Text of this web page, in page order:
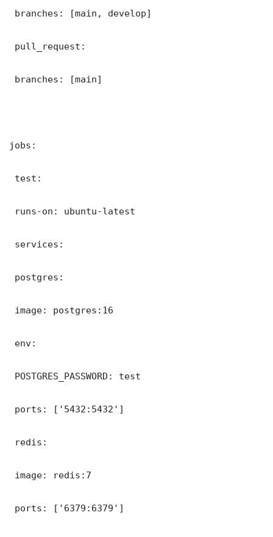
branches: [main, develop]
pull_request:
branches: [main]
jobs:
test:
runs-on: ubuntu-latest
services:
postgres:
image: postgres:16
env:
POSTGRES_PASSWORD: test
ports: ['5432:5432']
redis:
image: redis:7
ports: ['6379:6379']